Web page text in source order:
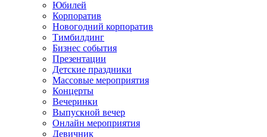
Юбилей
Корпоратив
Новогодний корпоратив
Тимбилдинг
Бизнес события
Презентации
Детские праздники
Массовые мероприятия
Концерты
Вечеринки
Выпускной вечер
Онлайн мероприятия
Девичник